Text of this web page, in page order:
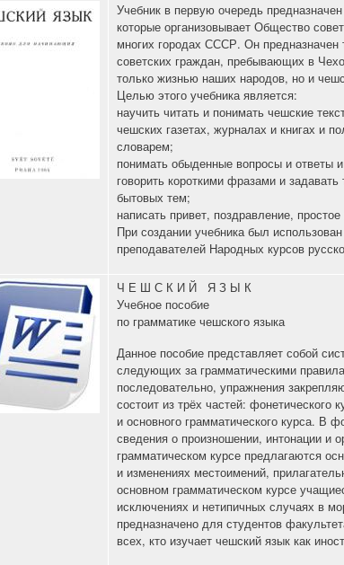
Учебник в первую очередь
которые организовывает Общество
многих городах СССР. Он предназначен
советских граждан, пребывающих в
только жизнью наших народов, но и
Целью этого учебника является:
научить читать и понимать чешские
чешских газетах, журналах и книгах и
словарем;
понимать обыденные вопросы и ответы и
говорить короткими фразами и
бытовых тем;
написать привет, поздравление,
При создании учебника был
преподавателей Народных курсов
Ч Е Ш С К И Й Я З Ы К
Учебное пособие
по грамматике чешского языка
Данное пособие представляет собой
следующих за грамматическими
последовательно, упражнения
состоит из трёх частей: фонетического
и основного грамматического курса. В
сведения о произношении, интонации и
грамматическом курсе предлагаются
и изменениях местоимений,
основном грамматическом курсе
исключениях и нетипичных случаях в
предназначено для студентов
всех, кто изучает чешский язык как